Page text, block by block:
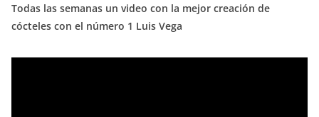
Todas las semanas un video con la mejor creación de
cócteles con el número 1 Luis Vega